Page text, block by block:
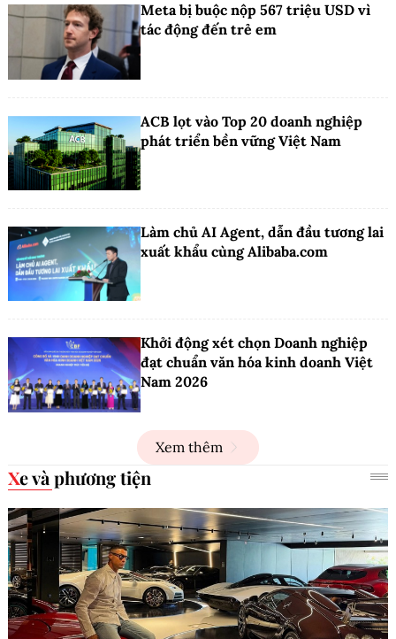
Meta bị buộc nộp 567 triệu USD vì
tác động đến trẻ em
ACB lọt vào Top 20 doanh nghiệp
phát triển bền vững Việt Nam
Làm chủ AI Agent, dẫn đầu tương lai
xuất khẩu cùng Alibaba.com
Khởi động xét chọn Doanh nghiệp
đạt chuẩn văn hóa kinh doanh Việt
Nam 2026
Xem thêm
Xe và phương tiện